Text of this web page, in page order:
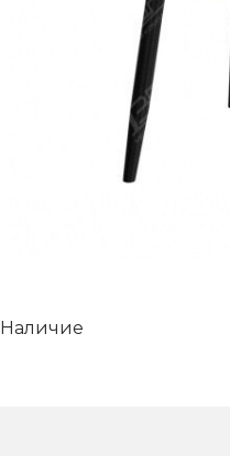
Наличие